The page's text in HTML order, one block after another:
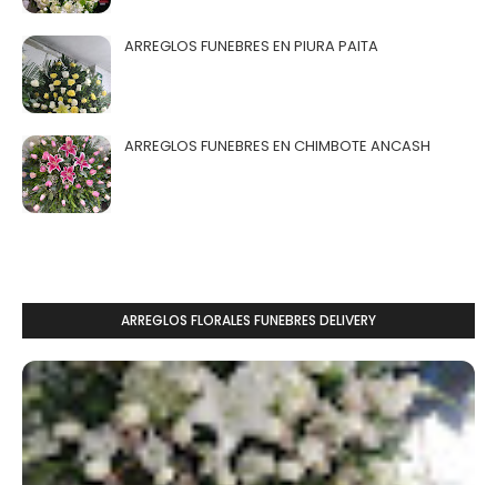
ARREGLOS FUNEBRES EN PIURA PAITA
ARREGLOS FUNEBRES EN CHIMBOTE ANCASH
ARREGLOS FLORALES FUNEBRES DELIVERY